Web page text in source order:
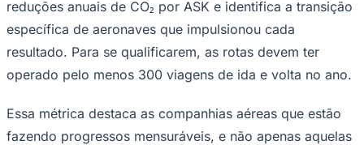
Atlético-MG
reduções anuais de CO₂ por ASK e identifica a transição
específica de aeronaves que impulsionou cada
resultado. Para se qualificarem, as rotas devem ter
operado pelo menos 300 viagens de ida e volta no ano.
Essa métrica destaca as companhias aéreas que estão
fazendo progressos mensuráveis, e não apenas aquelas